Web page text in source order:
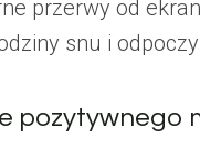
przerwy od
snu i
pozytywnego